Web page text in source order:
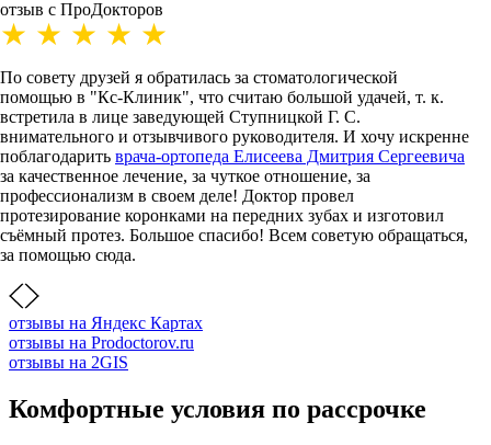
отзыв с ПроДокторов
По совету друзей я обратилась за стоматологической
помощью в "Кс-Клиник", что считаю большой удачей, т. к.
встретила в лице заведующей Ступницкой Г. С.
внимательного и отзывчивого руководителя. И хочу искренне
поблагодарить врача-ортопеда Елисеева Дмитрия Сергеевича
за качественное лечение, за чуткое отношение, за
профессионализм в своем деле! Доктор провел
протезирование коронками на передних зубах и изготовил
съёмный протез. Большое спасибо! Всем советую обращаться,
за помощью сюда.
отзывы на Яндекс Картах
отзывы на Prodoctorov.ru
отзывы на 2GIS
Комфортные условия по рассрочке